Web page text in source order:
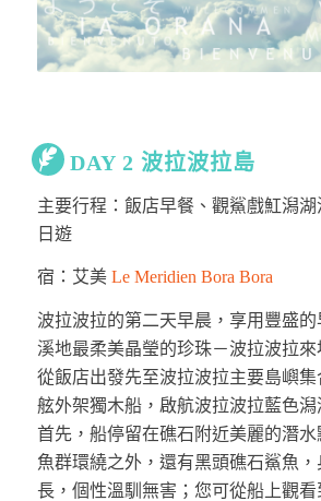
DAY 2 波拉波拉島
主要行程：飯店早餐、 觀鯊戲魟潟湖
日遊
宿：艾美 Le Meridien Bora Bora
波拉波拉的第二天早晨，享用豐盛
溪地最柔美晶瑩的珍珠－波拉波拉來
從飯店出發先至波拉波拉主要島嶼
舷外架獨木船，啟航波拉波拉藍色潟
首先，船停留在礁石附近美麗的潛
魚群環繞之外，還有黑頭礁石鯊魚，
長，個性溫馴無害；您可從船上觀